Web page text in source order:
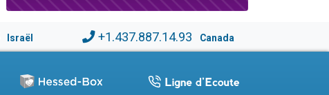
Israël +1.437.887.14.93 Canada